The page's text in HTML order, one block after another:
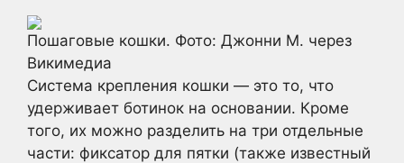
Пошаговые кошки. Фото: Джонни М. через
Викимедиа
Система крепления кошки — это то, что
удерживает ботинок на основании. Кроме
того, их можно разделить на три отдельные
части: фиксатор для пятки (также известный